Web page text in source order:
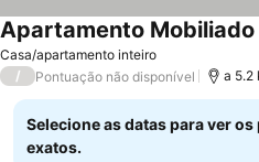
Casa/apartamento inteiro
Apartamento Mobiliado
/ Pontuação não disponível a 5.2
Selecione as datas para ver
exatos.